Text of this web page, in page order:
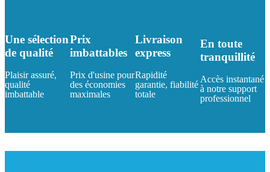
Une sélection
de qualité
Plaisir assuré,
qualité
imbattable
Prix
imbattables
Prix d'usine pour
des économies
maximales
Livraison
express
Rapidité
garantie, fiabilité
totale
En toute
tranquillité
Accès instantané
à notre support
professionnel